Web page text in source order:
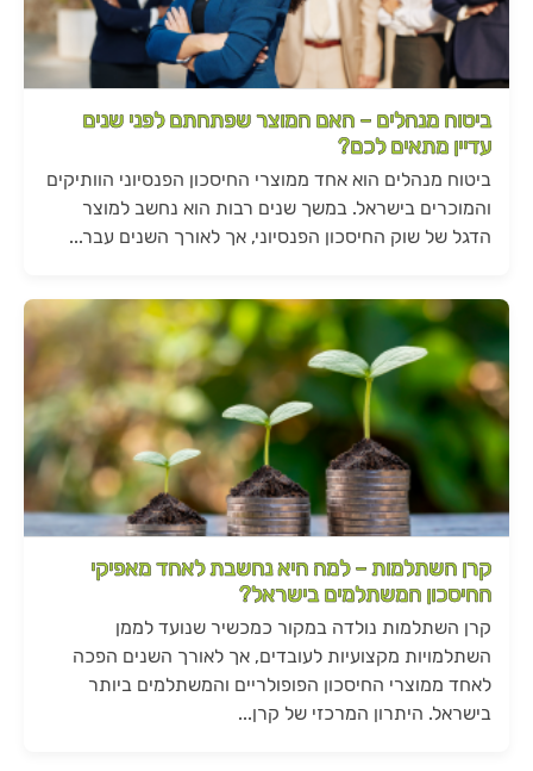
ביטוח מנהלים – האם המוצר שפתחתם לפני שנים
עדיין מתאים לכם?
ביטוח מנהלים הוא אחד ממוצרי החיסכון הפנסיוני הוותיקים
והמוכרים בישראל. במשך שנים רבות הוא נחשב למוצר
הדגל של שוק החיסכון הפנסיוני, אך לאורך השנים עבר...
קרן השתלמות – למה היא נחשבת לאחד מאפיקי
החיסכון המשתלמים בישראל?
קרן השתלמות נולדה במקור כמכשיר שנועד לממן
השתלמויות מקצועיות לעובדים, אך לאורך השנים הפכה
לאחד ממוצרי החיסכון הפופולריים והמשתלמים ביותר
בישראל. היתרון המרכזי של קרן...